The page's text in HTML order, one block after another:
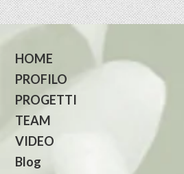
HOME
PROFILO
PROGETTI
TEAM
VIDEO
Blog